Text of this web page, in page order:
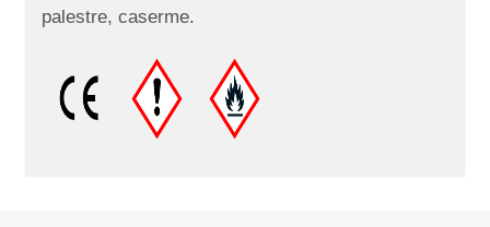
palestre, caserme.